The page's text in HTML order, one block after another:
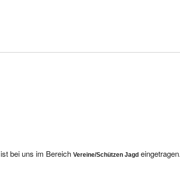
bei uns im BereichVereine/Schützen Jagd